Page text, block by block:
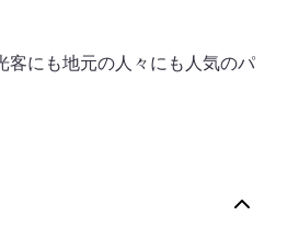
にも地元の人々にも人気のパ